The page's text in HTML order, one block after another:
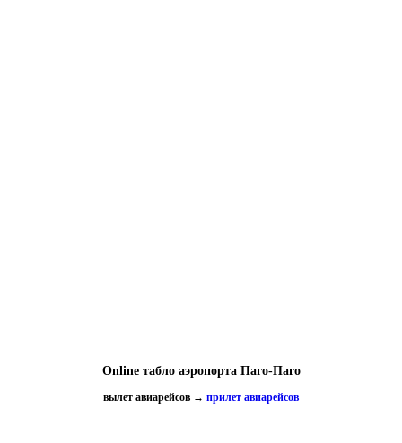
Online табло аэропорта Паго-Паго
вылет авиарейсов → прилет авиарейсов